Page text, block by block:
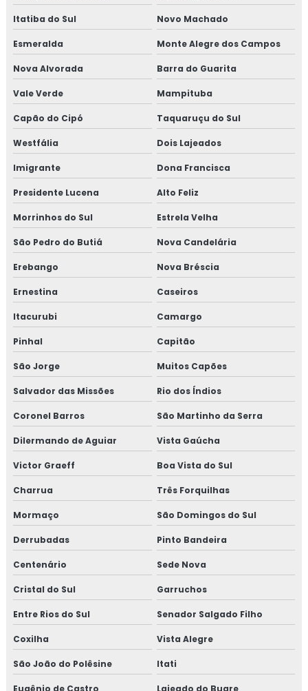
Itatiba do Sul Novo Machado
Esmeralda Monte Alegre dos Campos
Nova Alvorada Barra do Guarita
Vale Verde Mampituba
Capão do Cipó Taquaruçu do Sul
Westfália Dois Lajeados
Imigrante Dona Francisca
Presidente Lucena Alto Feliz
Morrinhos do Sul Estrela Velha
São Pedro do Butiá Nova Candelária
Erebango Nova Bréscia
Ernestina Caseiros
Itacurubi Camargo
Pinhal Capitão
São Jorge Muitos Capões
Salvador das Missões Rio dos Índios
Coronel Barros São Martinho da Serra
Dilermando de Aguiar Vista Gaúcha
Victor Graeff Boa Vista do Sul
Charrua Três Forquilhas
Mormaço São Domingos do Sul
Derrubadas Pinto Bandeira
Centenário Sede Nova
Cristal do Sul Garruchos
Entre Rios do Sul Senador Salgado Filho
Coxilha Vista Alegre
São João do Polêsine Itati
Eugênio de Castro Lajeado do Bugre